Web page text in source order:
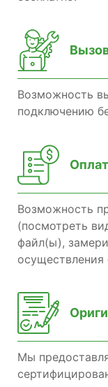
Возможность
подключению
Возможность
(посмотреть
файл(ы),
осуществления
Мы